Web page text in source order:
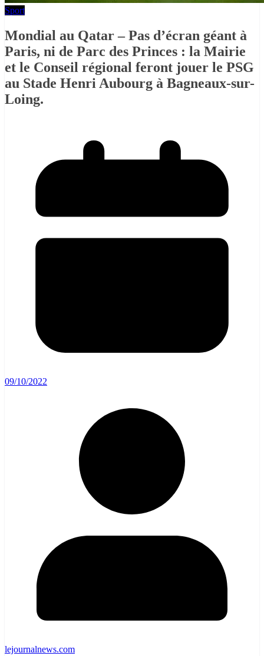
Sport
Mondial au Qatar – Pas d’écran géant à
Paris, ni de Parc des Princes : la Mairie
et le Conseil régional feront jouer le PSG
au Stade Henri Aubourg à Bagneaux-sur-
Loing.
09/10/2022
lejournalnews.com